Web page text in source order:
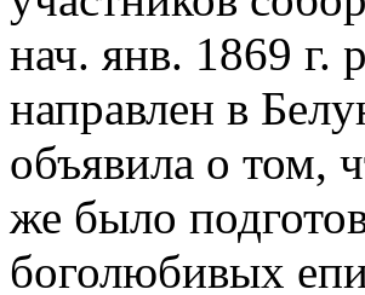
нач. янв. 1869 г.
направлен в
объявила о том,
же было
боголюбивых